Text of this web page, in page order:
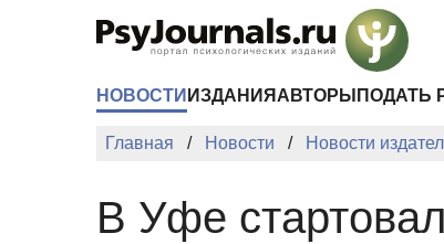
НОВОСТИ ИЗДАНИЯ АВТОРЫ ПОДАТЬ
Главная Новости Новости
В Уфе